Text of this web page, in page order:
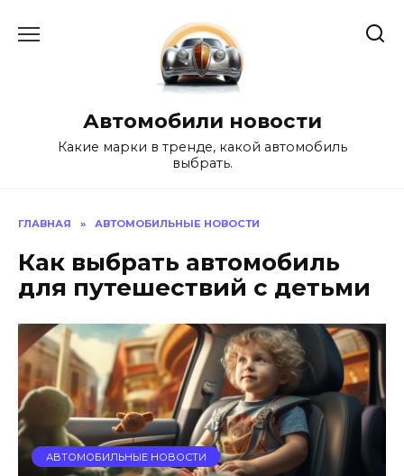
Автомобили новости
Какие марки в тренде, какой автомобиль
выбрать.
ГЛАВНАЯ » АВТОМОБИЛЬНЫЕ НОВОСТИ
Как выбрать автомобиль
для путешествий с детьми
АВТОМОБИЛЬНЫЕ НОВОСТИ